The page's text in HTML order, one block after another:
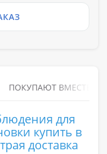
ПОКУПАЮТ ВМЕСТЕ
для
купить в
доставка